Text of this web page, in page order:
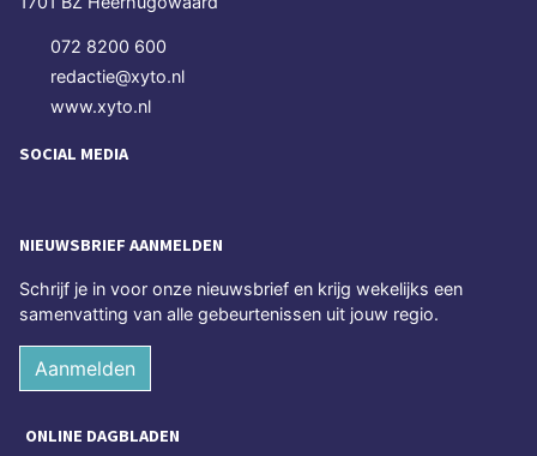
072 8200 600
redactie@xyto.nl
www.xyto.nl
SOCIAL MEDIA
NIEUWSBRIEF AANMELDEN
Schrijf je in voor onze nieuwsbrief en krijg wekelijks een
samenvatting van alle gebeurtenissen uit jouw regio.
Aanmelden
ONLINE DAGBLADEN